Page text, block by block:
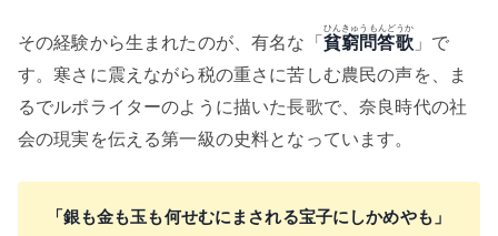
その経験から生まれたのが、有名な「 貧窮問答歌
ひんきゅうもんどうか
」で
す。寒さに震えながら税の重さに苦しむ農民の声を、ま
るでルポライターのように描いた長歌で、奈良時代の社
会の現実を伝える第一級の史料となっています。
「銀も金も玉も何せむにまされる宝子にしかめやも」